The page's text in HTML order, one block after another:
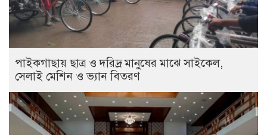
পাইকগাছায় ছাত্র ও দরিদ্র মানুষের মাঝে সাইকেল,
সেলাই মেশিন ও ভ্যান বিতরণ